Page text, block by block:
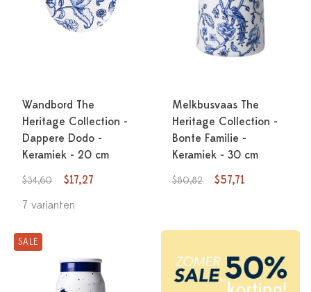
Wandbord The
Heritage Collection -
Dappere Dodo -
Keramiek - 20 cm
$34,60
$17,27
7 varianten
Melkbusvaas The
Heritage Collection -
Bonte Familie -
Keramiek - 30 cm
$80,82 $57,71
SALE